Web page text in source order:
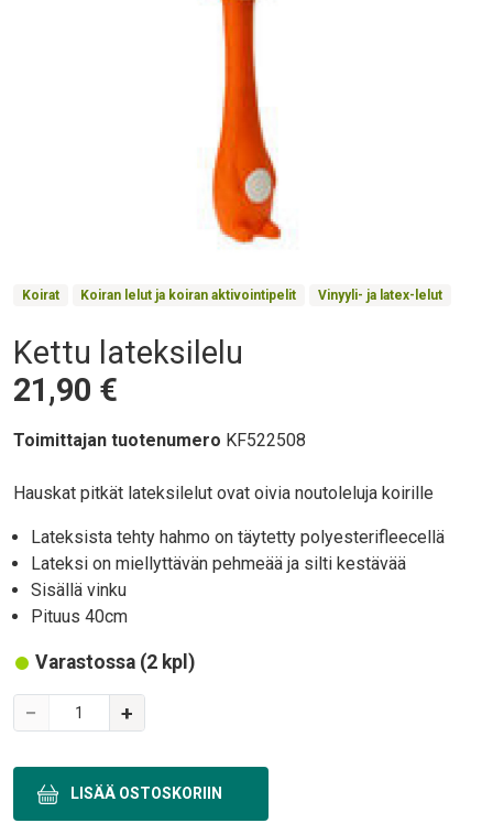
Product Collections
Koirat Koiran lelut ja koiran aktivointipelit Vinyyli- ja latex-lelut
Otsikko
Kettu lateksilelu
Hinta
21,90 €
Toimittajan tuotenumero KF522508
Body
Hauskat pitkät lateksilelut ovat oivia noutoleluja koirille
Lateksista tehty hahmo on täytetty polyesterifleecellä
Lateksi on miellyttävän pehmeää ja silti kestävää
Sisällä vinku
Pituus 40cm
Varastossa (2 kpl)
Variations
− +